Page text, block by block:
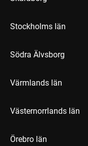
Stockholms län
Södra Älvsborg
Värmlands län
Västernorrlands län
Örebro län